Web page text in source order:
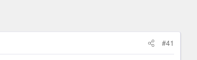
#41